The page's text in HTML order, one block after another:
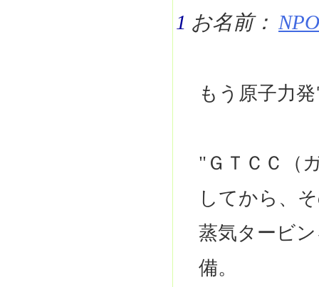
1 お名前：
もう原子力
"ＧＴＣＣ（
してから、
蒸気タービ
備。